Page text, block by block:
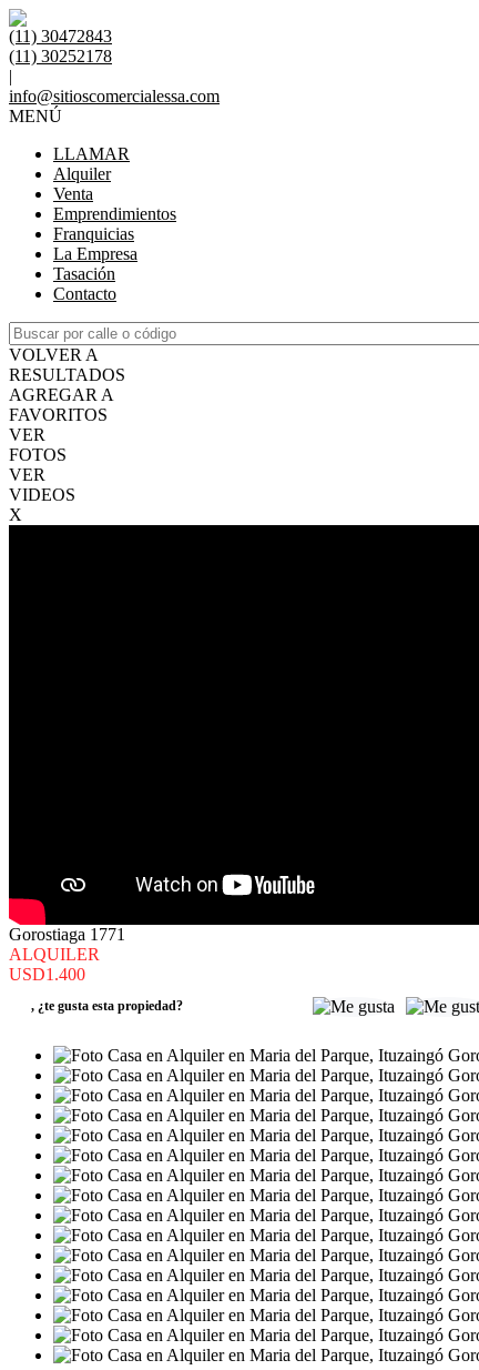
(11) 30472843
(11) 30252178
|
info@sitioscomercialessa.com
MENÚ
LLAMAR
Alquiler
Venta
Emprendimientos
Franquicias
La Empresa
Tasación
Contacto
VOLVER A
RESULTADOS
AGREGAR A
FAVORITOS
VER
FOTOS
VER
VIDEOS
X
Gorostiaga 1771
ALQUILER
USD1.400
, ¿te gusta esta propiedad?